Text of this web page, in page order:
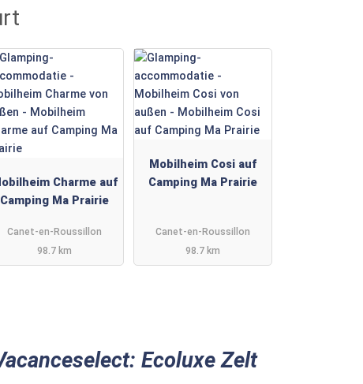
Charme auf
Camping Ma Prairie
Canet-en-Roussillon
98.7 km
Mobilheim Cosi auf
Camping Ma Prairie
Canet-en-Roussillon
98.7 km
Ecoluxe Zelt